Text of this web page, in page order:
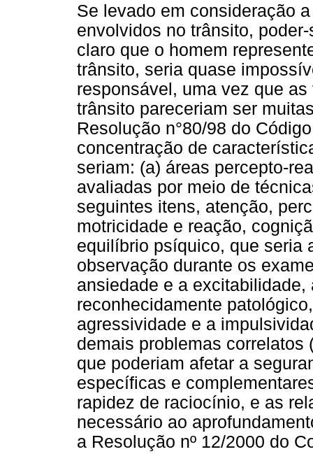
Se levado em consideração
envolvidos no trânsito,
claro que o homem
trânsito, seria quase
responsável, uma vez que
trânsito pareceriam ser
Resolução n°80/98 do
concentração de
seriam: (a) áreas percepto-
avaliadas por meio de
seguintes itens, atenção,
motricidade e reação,
equilíbrio psíquico, que seria
observação durante os
ansiedade e a
reconhecidamente
agressividade e a
demais problemas
que poderiam afetar a
específicas e
rapidez de raciocínio, e as
necessário ao
a Resolução nº 12/2000 do